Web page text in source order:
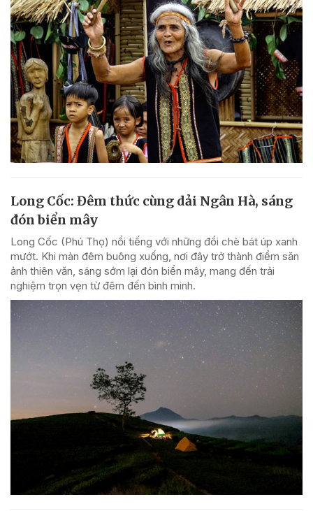
Long Cốc: Đêm thức cùng dải Ngân Hà, sáng
đón biển mây
Long Cốc (Phú Thọ) nổi tiếng với những đồi chè bát úp xanh
mướt. Khi màn đêm buông xuống, nơi đây trở thành điểm săn
ảnh thiên văn, sáng sớm lại đón biển mây, mang đến trải
nghiệm trọn vẹn từ đêm đến bình minh.